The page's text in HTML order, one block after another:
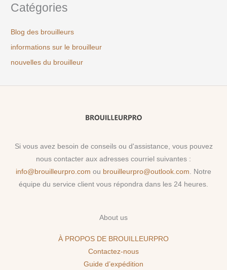
Catégories
Blog des brouilleurs
informations sur le brouilleur
nouvelles du brouilleur
Si vous avez besoin de conseils ou d'assistance, vous pouvez
nous contacter aux adresses courriel suivantes :
info@brouilleurpro.com ou brouilleurpro@outlook.com . Notre
équipe du service client vous répondra dans les 24 heures.
About us
À PROPOS DE BROUILLEURPRO
Contactez-nous
Guide d’expédition